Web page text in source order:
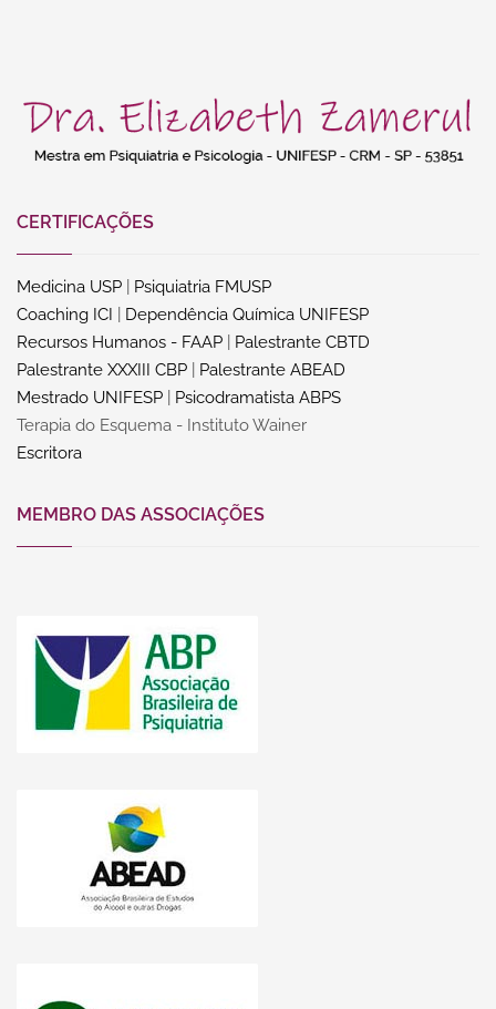
CERTIFICAÇÕES
Medicina USP
Psiquiatria FMUSP
Coaching ICI
Dependência Química UNIFESP
Recursos Humanos - FAAP
Palestrante CBTD
Palestrante XXXIII CBP
Palestrante ABEAD
Mestrado UNIFESP
Psicodramatista ABPS
Terapia do Esquema - Instituto Wainer
Escritora
MEMBRO DAS ASSOCIAÇÕES